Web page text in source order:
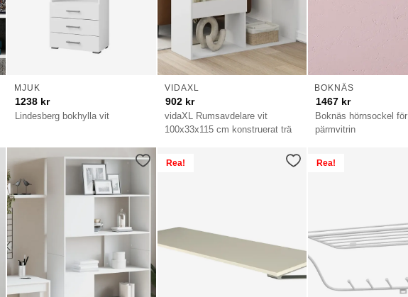
Lindesberg bokhylla vit
MJUK
1238 kr
vidaXL Rumsavdelare vit
100x33x115 cm konstruerat trä
VIDAXL
902 kr
Boknäs hörnsockel för
pärmvitrin
BOKNÄS
1467 kr
Rea! Rea!